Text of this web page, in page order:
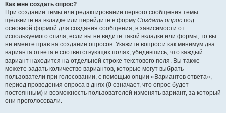
Как мне создать опрос?
При создании темы или редактировании первого сообщения темы
щёлкните на вкладке или перейдите в форму Создать опрос под
основной формой для создания сообщения, в зависимости от
используемого стиля; если вы не видите такой вкладки или формы, то вы
не имеете прав на создание опросов. Укажите вопрос и как минимум два
варианта ответа в соответствующих полях, убедившись, что каждый
вариант находится на отдельной строке текстового поля. Вы также
можете задать количество вариантов, которые могут выбрать
пользователи при голосовании, с помощью опции «Вариантов ответа»,
период проведения опроса в днях (0 означает, что опрос будет
постоянным) и возможность пользователей изменять вариант, за который
они проголосовали.